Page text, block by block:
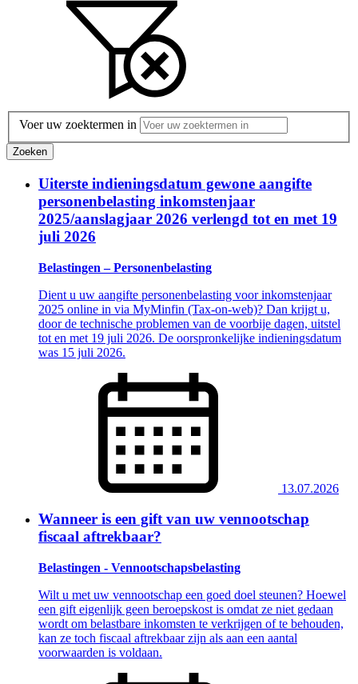
Voer uw zoektermen in
Zoeken
Uiterste indieningsdatum gewone aangifte
personenbelasting inkomstenjaar
2025/aanslagjaar 2026 verlengd tot en met 19
juli 2026
Belastingen – Personenbelasting
Dient u uw aangifte personenbelasting voor inkomstenjaar
2025 online in via MyMinfin (Tax-on-web)? Dan krijgt u,
door de technische problemen van de voorbije dagen, uitstel
tot en met 19 juli 2026. De oorspronkelijke indieningsdatum
was 15 juli 2026.
13.07.2026
Wanneer is een gift van uw vennootschap
fiscaal aftrekbaar?
Belastingen - Vennootschapsbelasting
Wilt u met uw vennootschap een goed doel steunen? Hoewel
een gift eigenlijk geen beroepskost is omdat ze niet gedaan
wordt om belastbare inkomsten te verkrijgen of te behouden,
kan ze toch fiscaal aftrekbaar zijn als aan een aantal
voorwaarden is voldaan.